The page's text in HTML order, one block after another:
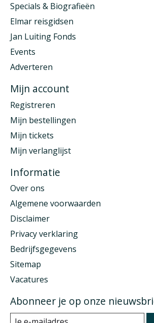
Specials & Biografieën
Elmar reisgidsen
Jan Luiting Fonds
Events
Adverteren
Mijn account
Registreren
Mijn bestellingen
Mijn tickets
Mijn verlanglijst
Informatie
Over ons
Algemene voorwaarden
Disclaimer
Privacy verklaring
Bedrijfsgegevens
Sitemap
Vacatures
Abonneer je op onze